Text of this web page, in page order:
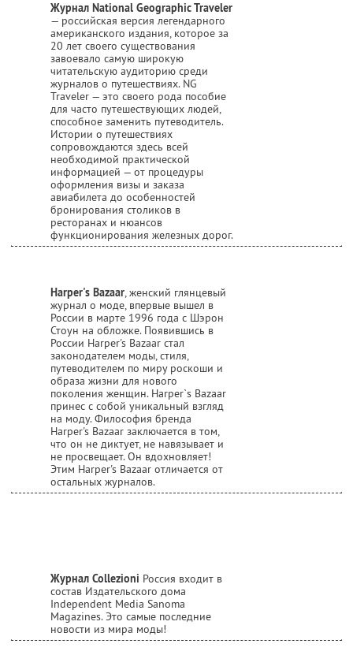
Журнал National Geographic Traveler
— российская версия легендарного
американского издания, которое за
20 лет своего существования
завоевало самую широкую
читательскую аудиторию среди
журналов о путешествиях. NG
Traveler — это своего рода пособие
для часто путешествующих людей,
способное заменить путеводитель.
Истории о путешествиях
сопровождаются здесь всей
необходимой практической
информацией — от процедуры
оформления визы и заказа
авиабилета до особенностей
бронирования столиков в
ресторанах и нюансов
функционирования железных дорог.
Harper's Bazaar, женский глянцевый
журнал о моде, впервые вышел в
России в марте 1996 года с Шэрон
Стоун на обложке. Появившись в
России Harper's Bazaar стал
законодателем моды, стиля,
путеводителем по миру роскоши и
образа жизни для нового
поколения женщин. Harper`s Bazaar
принес с собой уникальный взгляд
на моду. Философия бренда
Harper's Bazaar заключается в том,
что он не диктует, не навязывает и
не просвещает. Он вдохновляет!
Этим Harper's Bazaar отличается от
остальных журналов.
Журнал Collezioni Россия входит в
состав Издательского дома
Independent Media Sanoma
Magazines. Это самые последние
новости из мира моды!